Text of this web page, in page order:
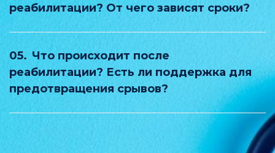
реабилитации? От чего зависят сроки?
05. Что происходит после
реабилитации? Есть ли поддержка для
предотвращения срывов?